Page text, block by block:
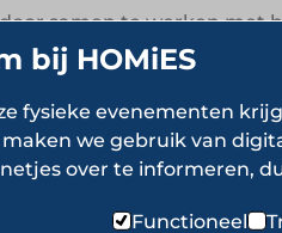
samen te werken met
onderscheidend
partners niet alleen een
bij HOMiES
fysieke evenementen
we gebruik van
over te informeren,
Functioneel